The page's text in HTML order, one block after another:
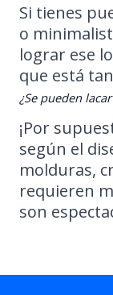
Si tienes
o
lograr ese
que está
¿Se pueden
¡Por
según el
molduras,
requieren
son